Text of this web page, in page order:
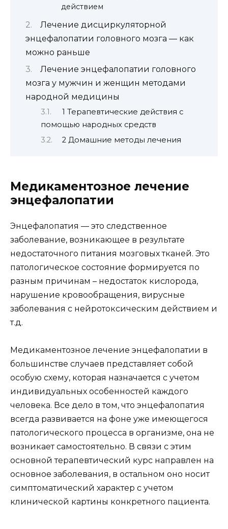
действием
Лечение дисциркуляторной
энцефалопатии головного мозга — как
можно раньше
Лечение энцефалопатии головного
мозга у мужчин и женщин методами
народной медицины
1 Терапевтические действия с
помощью народных средств
2 Домашние методы лечения
Медикаментозное лечение
энцефалопатии
Энцефалопатия — это следственное
заболевание, возникающее в результате
недостаточного питания мозговых тканей. Это
патологическое состояние формируется по
разным причинам – недостаток кислорода,
нарушение кровообращения, вирусные
заболевания с нейротоксическим действием и
т.д.
Медикаментозное лечение энцефалопатии в
большинстве случаев представляет собой
особую схему, которая назначается с учетом
индивидуальных особенностей каждого
человека. Все дело в том, что энцефалопатия
всегда развивается на фоне уже имеющегося
патологического процесса в организме, она не
возникает самостоятельно. В связи с этим
основной терапевтический курс направлен на
основное заболевания, в остальном оно носит
симптоматический характер с учетом
клинической картины конкретного пациента.